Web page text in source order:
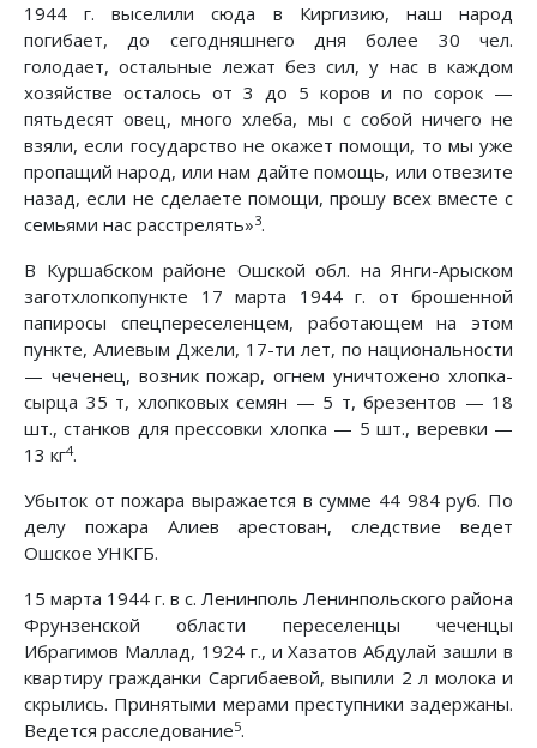
1944 г. выселили сюда в Киргизию, наш народ
погибает, до сегодняшнего дня более 30 чел.
голодает, остальные лежат без сил, у нас в каждом
хозяйстве осталось от 3 до 5 коров и по сорок —
пятьдесят овец, много хлеба, мы с собой ничего не
взяли, если государство не окажет помощи, то мы уже
пропащий народ, или нам дайте помощь, или отвезите
назад, если не сделаете помощи, прошу всех вместе с
семьями нас расстрелять»3.
В Куршабском районе Ошской обл. на Янги-Арыском
заготхлопкопункте 17 марта 1944 г. от брошенной
папиросы спецпереселенцем, работающем на этом
пункте, Алиевым Джели, 17-ти лет, по национальности
— чеченец, возник пожар, огнем уничтожено хлопка-
сырца 35 т, хлопковых семян — 5 т, брезентов — 18
шт., станков для прессовки хлопка — 5 шт., веревки —
13 кг4.
Убыток от пожара выражается в сумме 44 984 руб. По
делу пожара Алиев арестован, следствие ведет
Ошское УНКГБ.
15 марта 1944 г. в с. Ленинполь Ленинпольского района
Фрунзенской области переселенцы чеченцы
Ибрагимов Маллад, 1924 г., и Хазатов Абдулай зашли в
квартиру гражданки Саргибаевой, выпили 2 л молока и
скрылись. Принятыми мерами преступники задержаны.
Ведется расследование5.